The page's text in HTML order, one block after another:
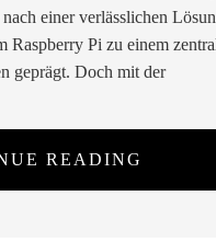
einer verlässlichen
Raspberry Pi zu einem
geprägt. Doch mit der
READING